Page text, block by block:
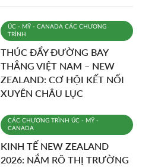
ÚC - MỸ - CANADA CÁC CHƯƠNG
TRÌNH
THÚC ĐẨY ĐƯỜNG BAY
THẲNG VIỆT NAM – NEW
ZEALAND: CƠ HỘI KẾT NỐI
XUYÊN CHÂU LỤC
CÁC CHƯƠNG TRÌNH ÚC - MỸ -
CANADA
KINH TẾ NEW ZEALAND
2026: NẮM RÕ THỊ TRƯỜNG